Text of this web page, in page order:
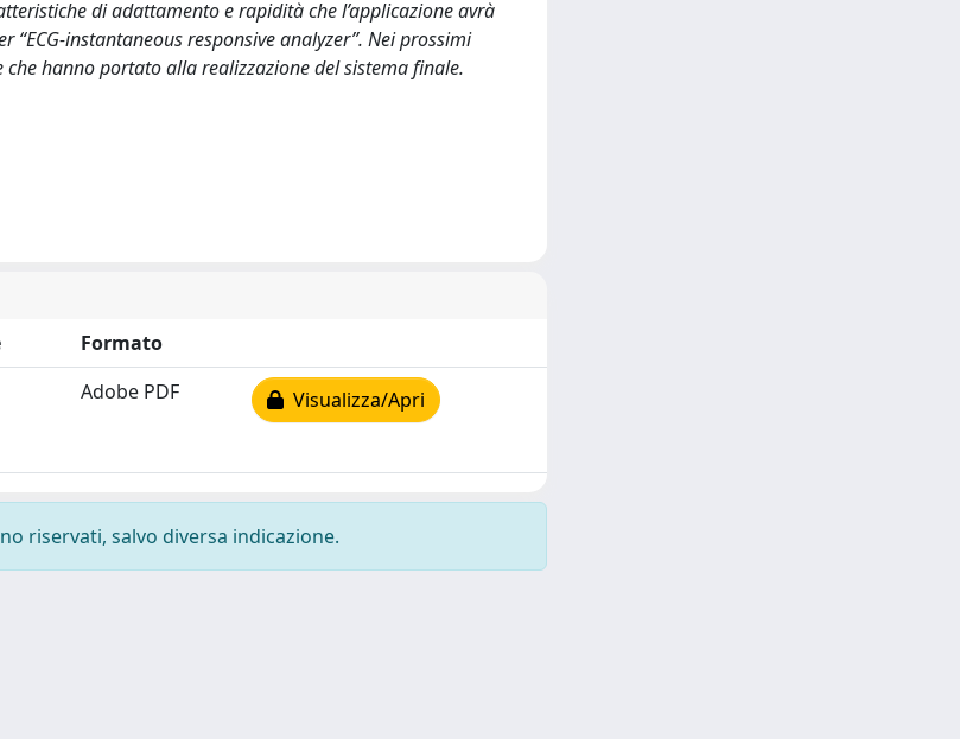
di adattamento e rapidità che l’applicazione avrà
instantaneous responsive analyzer”. Nei prossimi
hanno portato alla realizzazione del sistema finale.
Formato
Adobe PDF Visualizza/Apri
riservati, salvo diversa indicazione.